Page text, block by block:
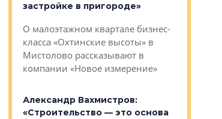
застройке в пригороде»
О малоэтажном квартале бизнес-
класса «Охтинские высоты» в
Мистолово рассказывают в
компании «Новое измерение»
Александр Вахмистров:
«Строительство — это основа